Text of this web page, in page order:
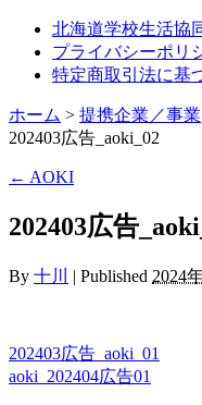
北海道学校生活協
プライバシーポリ
特定商取引法に基
ホーム > 提携企業／事業
202403広告_aoki_02
← AOKI
202403広告
By 十川 | Published 2024
202403広告_aoki_01
aoki_202404広告01